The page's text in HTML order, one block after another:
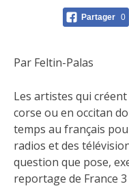
Partager 0
Par Feltin-Palas
Les artistes qui
corse ou en occitan
temps au français
radios et des
question que pose,
reportage de France